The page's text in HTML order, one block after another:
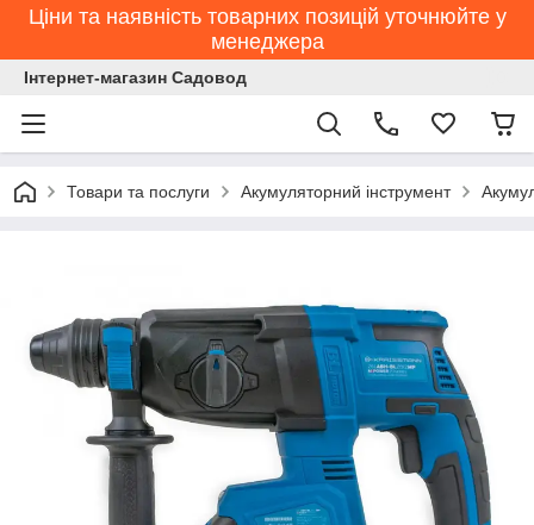
Ціни та наявність товарних позицій уточнюйте у
менеджера
Інтернет-магазин Садовод
Товари та послуги Акумуляторний інструмент